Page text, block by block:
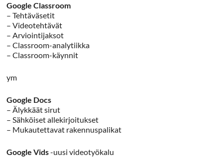
Google Classroom
– Tehtäväsetit
– Videotehtävät
– Arviointijaksot
– Classroom-analytiikka
– Classroom-käynnit
ym
Google Docs
– Älykkäät sirut
– Sähköiset allekirjoitukset
– Mukautettavat rakennuspalikat
Google Vids-uusi videotyökalu